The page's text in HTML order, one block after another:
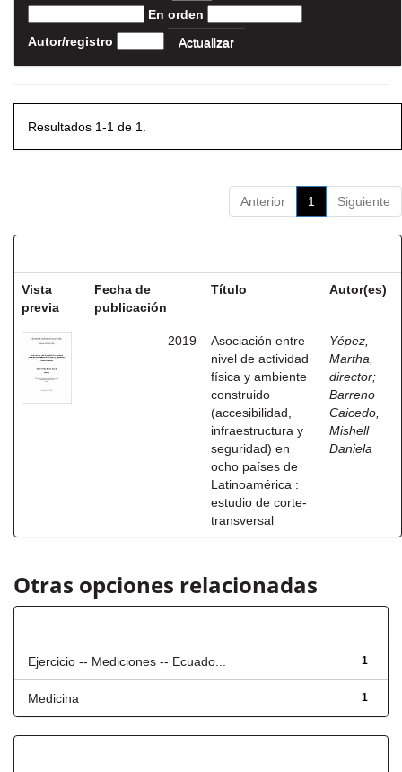
En orden
Autor/registro
Resultados 1-1 de 1.
Anterior 1 Siguiente
Vista
previa
Fecha de
publicación
Título Autor(es)
2019
Asociación entre
nivel de actividad
física y ambiente
construido
(accesibilidad,
infraestructura y
seguridad) en
ocho países de
Latinoamérica :
estudio de corte-
transversal
Yépez,
Martha,
director;
Barreno
Caicedo,
Mishell
Daniela
Otras opciones relacionadas
1
Ejercicio -- Mediciones -- Ecuado...
1
Medicina